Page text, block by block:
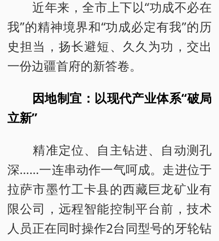
近年来，全市上下以“功成不必在
我”的精神境界和“功成必定有我”的历
史担当，扬长避短、久久为功，交出
一份边疆首府的新答卷。
因地制宜：以现代产业体系“破局
立新”
精准定位、自主钻进、自动测孔
深……一连串动作一气呵成。走进位于
拉萨市墨竹工卡县的西藏巨龙矿业有
限公司，远程智能控制平台前，技术
人员正在同时操作2台同型号的牙轮钻